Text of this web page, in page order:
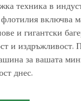
техника в
включва
и гигантски
и издръжливост.
за вашата
днес.